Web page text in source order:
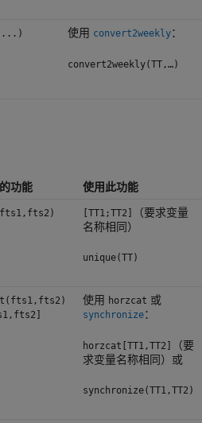
使用 convert2weekly：
convert2weekly(TT,…)
功能
使用此功能
[TT1;TT2]
（要求变量
名称相同）
unique(TT)
使用 horzcat 或
synchronize：
horzcat[TT1,TT2]
（要
求变量名称相同）或
synchronize(TT1,TT2)